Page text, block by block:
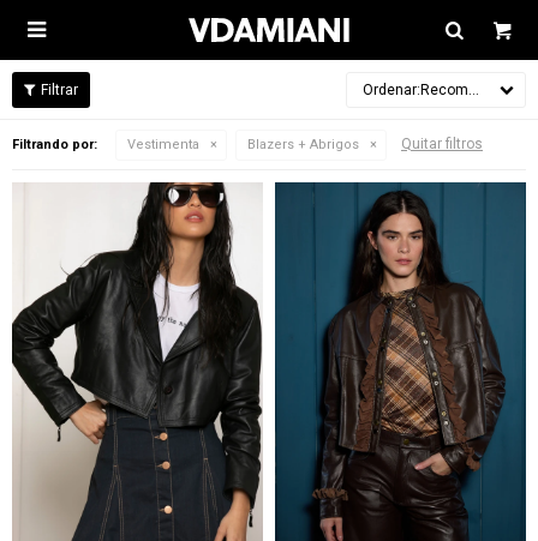

Recomendados
Filtrando por: Vestimenta Blazers + Abrigos Quitar filtros